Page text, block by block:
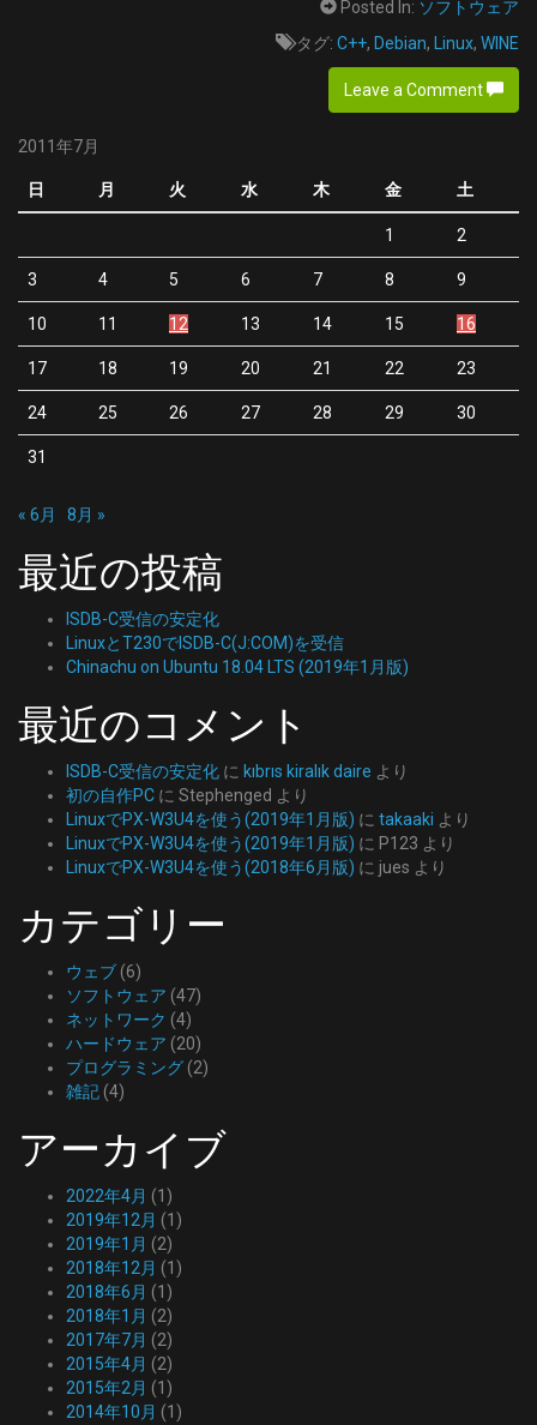
Posted In: ソフトウェア
タグ: C++, Debian, Linux, WINE
Leave a Comment
2011年7月
日 月 火 水 木 金 土
1 2
3 4 5 6 7 8 9
10 11 12 13 14 15 16
17 18 19 20 21 22 23
24 25 26 27 28 29 30
31
« 6月 8月 »
最近の投稿
ISDB-C受信の安定化
LinuxとT230でISDB-C(J:COM)を受信
Chinachu on Ubuntu 18.04 LTS (2019年1月版)
最近のコメント
ISDB-C受信の安定化 に kıbrıs kiralık daire より
初の自作PC に Stephenged より
LinuxでPX-W3U4を使う(2019年1月版) に takaaki より
LinuxでPX-W3U4を使う(2019年1月版) に P123 より
LinuxでPX-W3U4を使う(2018年6月版) に jues より
カテゴリー
ウェブ (6)
ソフトウェア (47)
ネットワーク (4)
ハードウェア (20)
プログラミング (2)
雑記 (4)
アーカイブ
2022年4月 (1)
2019年12月 (1)
2019年1月 (2)
2018年12月 (1)
2018年6月 (1)
2018年1月 (2)
2017年7月 (2)
2015年4月 (2)
2015年2月 (1)
2014年10月 (1)